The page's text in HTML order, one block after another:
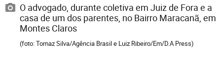
O advogado, durante coletiva em Juiz de Fora e a
casa de um dos parentes, no Bairro Maracanã, em
Montes Claros
(foto: Tomaz Silva/Agência Brasil e Luiz Ribeiro/Em/D.A Press)